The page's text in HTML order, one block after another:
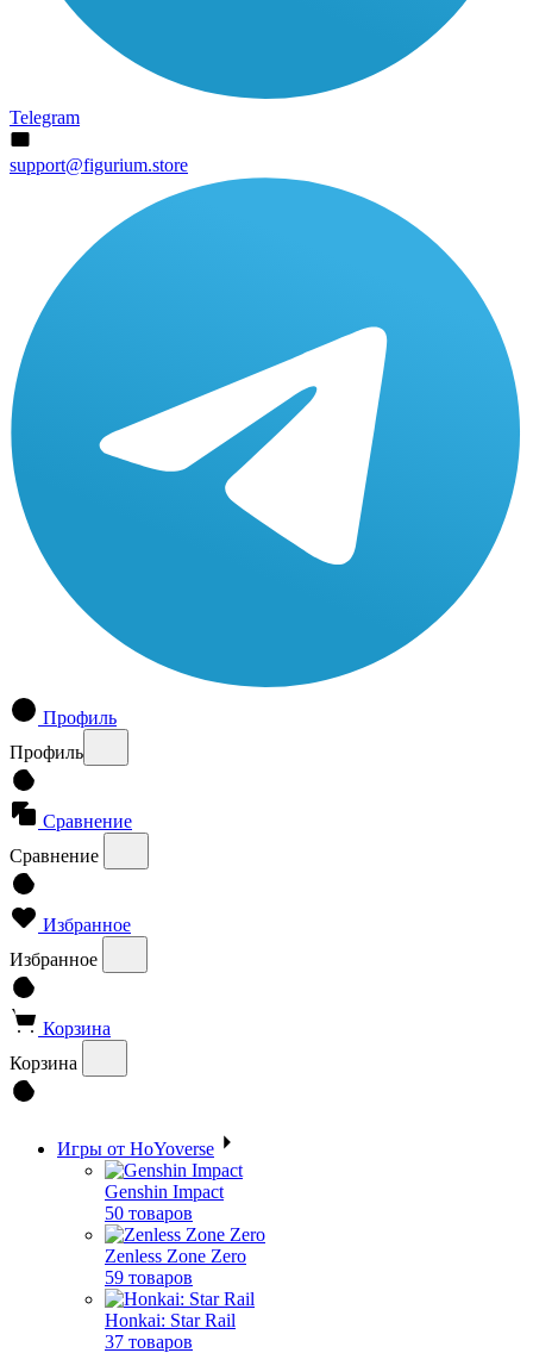
Telegram
support@figurium.store
Профиль
Профиль
Сравнение
Сравнение
Избранное
Избранное
Корзина
Корзина
Игры от HoYoverse
Genshin Impact
50 товаров
Zenless Zone Zero
59 товаров
Honkai: Star Rail
37 товаров